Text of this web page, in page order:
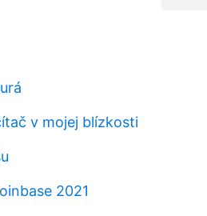
v mojej blízkosti
2021